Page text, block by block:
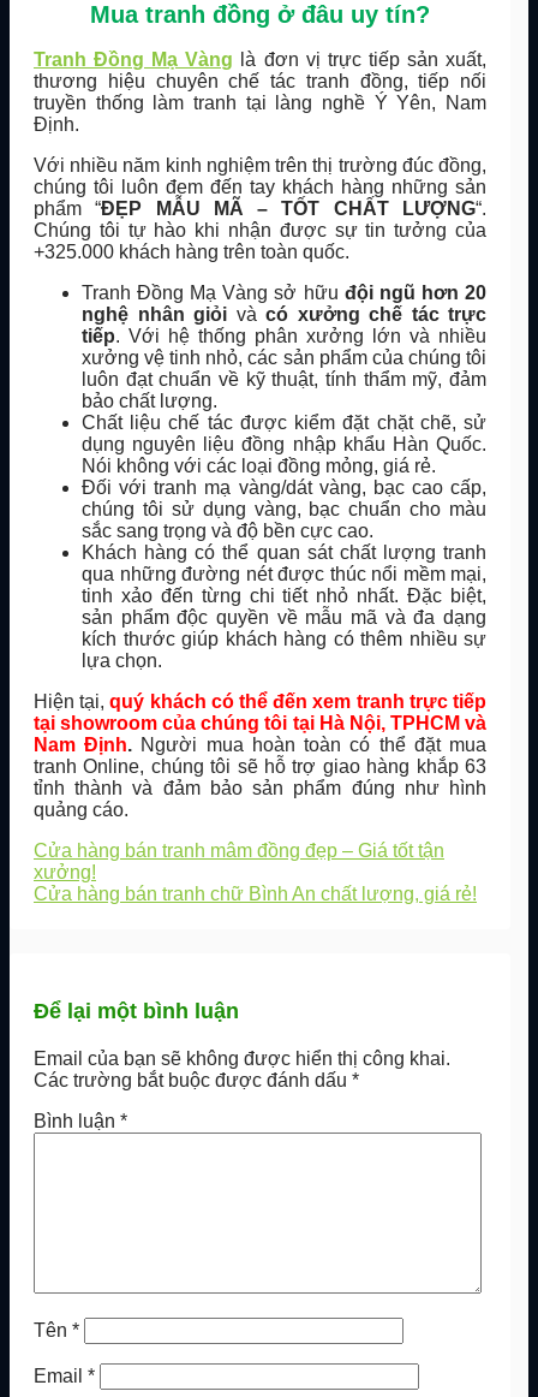
Mua tranh đồng ở đâu uy tín?
Tranh Đồng Mạ Vàng là đơn vị trực tiếp sản xuất,
thương hiệu chuyên chế tác tranh đồng, tiếp nối
truyền thống làm tranh tại làng nghề Ý Yên, Nam
Định.
Với nhiều năm kinh nghiệm trên thị trường đúc đồng,
chúng tôi luôn đem đến tay khách hàng những sản
phẩm “ĐẸP MẪU MÃ – TỐT CHẤT LƯỢNG“.
Chúng tôi tự hào khi nhận được sự tin tưởng của
+325.000 khách hàng trên toàn quốc.
Tranh Đồng Mạ Vàng sở hữu đội ngũ hơn 20
nghệ nhân giỏi và có xưởng chế tác trực
tiếp. Với hệ thống phân xưởng lớn và nhiều
xưởng vệ tinh nhỏ, các sản phẩm của chúng tôi
luôn đạt chuẩn về kỹ thuật, tính thẩm mỹ, đảm
bảo chất lượng.
Chất liệu chế tác được kiểm đặt chặt chẽ, sử
dụng nguyên liệu đồng nhập khẩu Hàn Quốc.
Nói không với các loại đồng mỏng, giá rẻ.
Đối với tranh mạ vàng/dát vàng, bạc cao cấp,
chúng tôi sử dụng vàng, bạc chuẩn cho màu
sắc sang trọng và độ bền cực cao.
Khách hàng có thể quan sát chất lượng tranh
qua những đường nét được thúc nổi mềm mại,
tinh xảo đến từng chi tiết nhỏ nhất. Đặc biệt,
sản phẩm độc quyền về mẫu mã và đa dạng
kích thước giúp khách hàng có thêm nhiều sự
lựa chọn.
Hiện tại,quý khách có thể đến xem tranh trực tiếp
tại showroom của chúng tôi tại Hà Nội, TPHCM và
Nam Định. Người mua hoàn toàn có thể đặt mua
tranh Online, chúng tôi sẽ hỗ trợ giao hàng khắp 63
tỉnh thành và đảm bảo sản phẩm đúng như hình
quảng cáo.
Cửa hàng bán tranh mâm đồng đẹp – Giá tốt tận
xưởng!
Cửa hàng bán tranh chữ Bình An chất lượng, giá rẻ!
Để lại một bình luận
Email của bạn sẽ không được hiển thị công khai.
Các trường bắt buộc được đánh dấu *
Bình luận *
Tên *
Email *